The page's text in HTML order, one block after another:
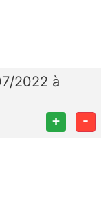
2022 à
+ -